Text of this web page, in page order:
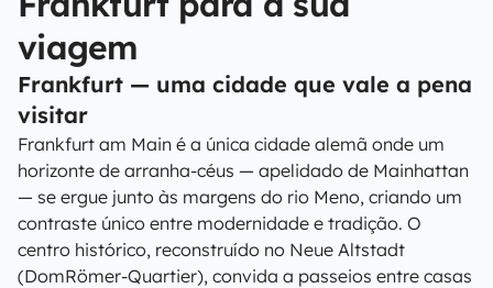
viagem
Frankfurt — uma cidade que vale a pena
visitar
Frankfurt am Main é a única cidade alemã onde um
horizonte de arranha-céus — apelidado de Mainhattan
— se ergue junto às margens do rio Meno, criando um
contraste único entre modernidade e tradição. O
centro histórico, reconstruído no Neue Altstadt
(DomRömer-Quartier), convida a passeios entre casas